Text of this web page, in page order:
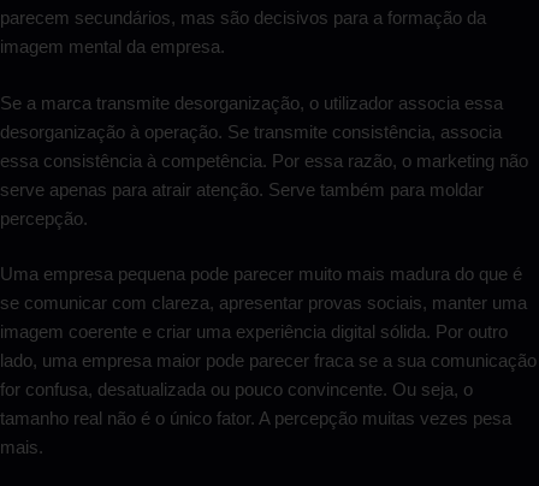
parecem secundários, mas são decisivos para a formação da
imagem mental da empresa.
Se a marca transmite desorganização, o utilizador associa essa
desorganização à operação. Se transmite consistência, associa
essa consistência à competência. Por essa razão, o marketing não
serve apenas para atrair atenção. Serve também para moldar
percepção.
Uma empresa pequena pode parecer muito mais madura do que é
se comunicar com clareza, apresentar provas sociais, manter uma
imagem coerente e criar uma experiência digital sólida. Por outro
lado, uma empresa maior pode parecer fraca se a sua comunicação
for confusa, desatualizada ou pouco convincente. Ou seja, o
tamanho real não é o único fator. A percepção muitas vezes pesa
mais.